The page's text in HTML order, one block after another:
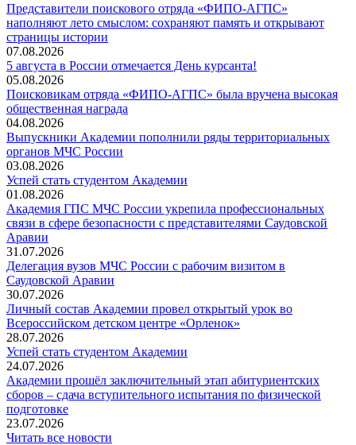
Представители поискового отряда «ФИПО-АГПС»
наполняют лето смыслом: сохраняют память и открывают
страницы истории
07.08.2026
5 августа в России отмечается День курсанта!
05.08.2026
Поисковикам отряда «ФИПО-АГПС» была вручена высокая
общественная награда
04.08.2026
Выпускники Академии пополнили ряды территориальных
органов МЧС России
03.08.2026
Успей стать студентом Академии
01.08.2026
Академия ГПС МЧС России укрепила профессиональных
связи в сфере безопасности с представителями Саудовской
Аравии
31.07.2026
Делегация вузов МЧС России с рабочим визитом в
Саудовской Аравии
30.07.2026
Личный состав Академии провел открытый урок во
Всероссийском детском центре «Орленок»
28.07.2026
️Успей стать студентом Академии
24.07.2026
Академии прошёл заключительный этап абитуриентских
сборов – сдача вступительного испытания по физической
подготовке
23.07.2026
Читать все новости